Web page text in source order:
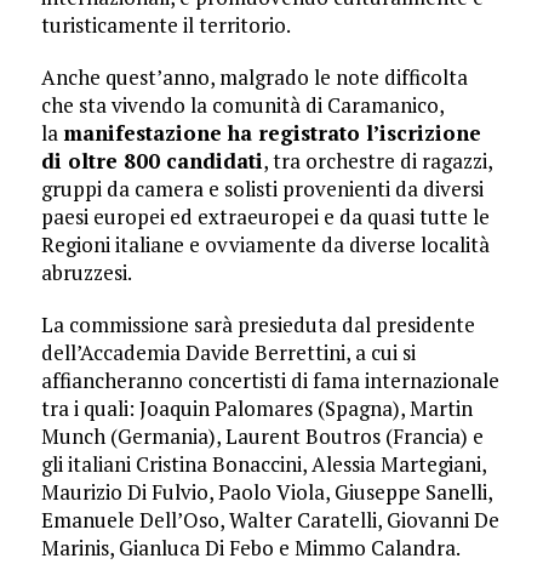
turisticamente il territorio.
Anche quest’anno, malgrado le note difficolta
che sta vivendo la comunità di Caramanico,
la manifestazione ha registrato l’iscrizione
di oltre 800 candidati, tra orchestre di ragazzi,
gruppi da camera e solisti provenienti da diversi
paesi europei ed extraeuropei e da quasi tutte le
Regioni italiane e ovviamente da diverse località
abruzzesi.
La commissione sarà presieduta dal presidente
dell’Accademia Davide Berrettini, a cui si
affiancheranno concertisti di fama internazionale
tra i quali: Joaquin Palomares (Spagna), Martin
Munch (Germania), Laurent Boutros (Francia) e
gli italiani Cristina Bonaccini, Alessia Martegiani,
Maurizio Di Fulvio, Paolo Viola, Giuseppe Sanelli,
Emanuele Dell’Oso, Walter Caratelli, Giovanni De
Marinis, Gianluca Di Febo e Mimmo Calandra.